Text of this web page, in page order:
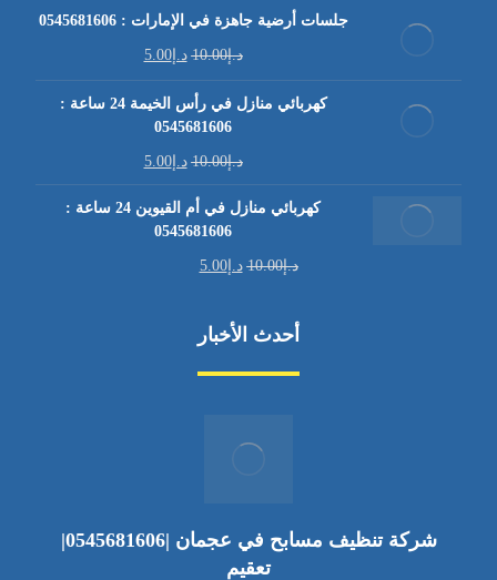
جلسات أرضية جاهزة في الإمارات : 0545681606
د.إ10.00 د.إ5.00
كهربائي منازل في رأس الخيمة 24 ساعة :
0545681606
د.إ10.00 د.إ5.00
كهربائي منازل في أم القيوين 24 ساعة :
0545681606
د.إ10.00 د.إ5.00
أحدث الأخبار
شركة تنظيف مسابح في عجمان |0545681606|
تعقيم